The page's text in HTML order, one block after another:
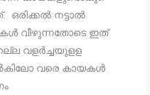
ഒരിക്കല്‍ നട്ടാല്‍
വീഴുന്നതോടെ ഇത്
വളര്‍ച്ചയുളള
വരെ കായകള്‍